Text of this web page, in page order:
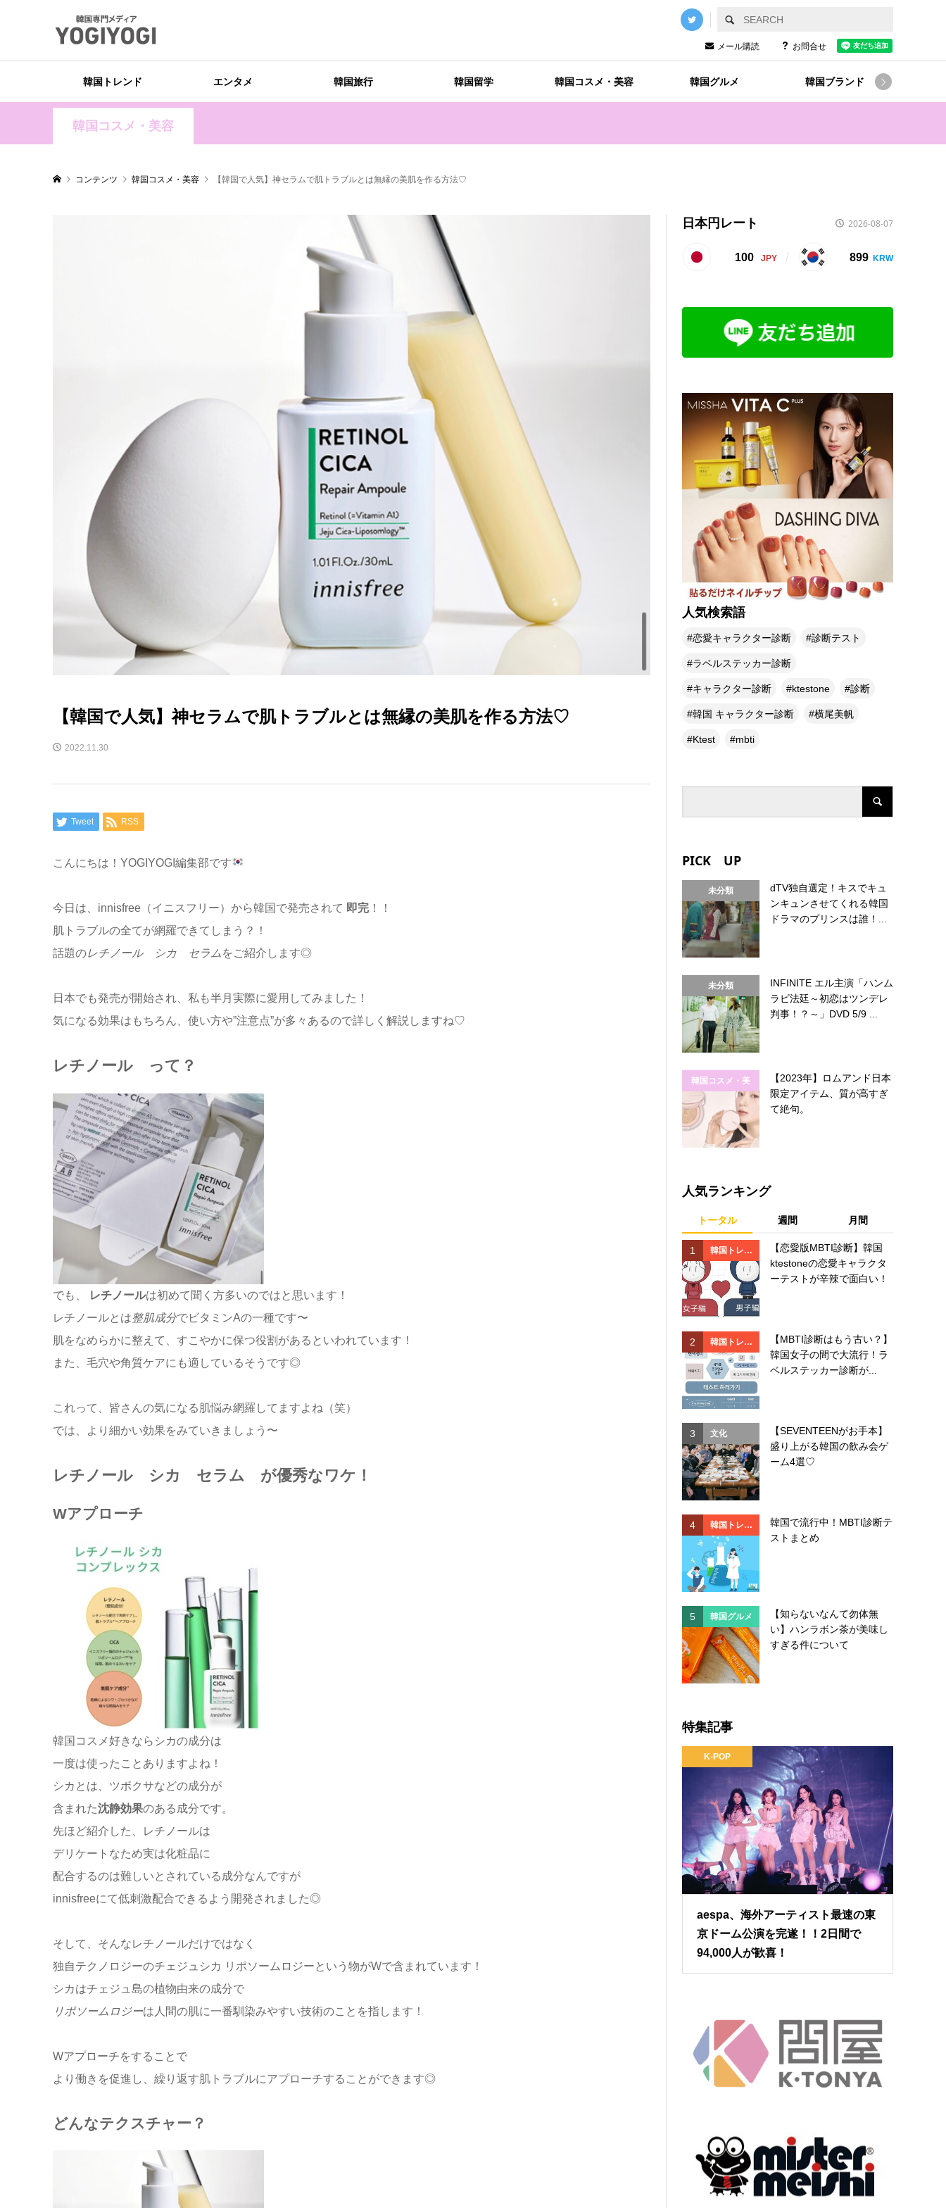
メール購読 お問合せ
韓国トレンド エンタメ 韓国旅行 韓国留学 韓国コスメ・美容 韓国グルメ 韓国ブランド 
韓国コスメ・美容
コンテンツ 韓国コスメ・美容 【韓国で人気】神セラムで肌トラブルとは無縁の美肌を作る方法♡
【韓国で人気】神セラムで肌トラブルとは無縁の美肌を作る方法♡
2022.11.30
Tweet RSS
こんにちは！YOGIYOGI編集部です
今日は、innisfree（イニスフリー）から韓国で発売されて 即完！！
肌トラブルの全てが網羅できてしまう？！
話題のレチノール シカ セラムをご紹介します◎
日本でも発売が開始され、私も半月実際に愛用してみました！
気になる効果はもちろん、使い方や”注意点”が多々あるので詳しく解説しますね♡
レチノール って？
でも、 レチノールは初めて聞く方多いのではと思います！
レチノールとは整肌成分でビタミンAの一種です〜
肌をなめらかに整えて、すこやかに保つ役割があるといわれています！
また、毛穴や角質ケアにも適しているそうです◎
これって、皆さんの気になる肌悩み網羅してますよね（笑）
では、より細かい効果をみていきましょう〜
レチノール シカ セラム が優秀なワケ！
Wアプローチ
韓国コスメ好きならシカの成分は
一度は使ったことありますよね！
シカとは、ツボクサなどの成分が
含まれた沈静効果のある成分です。
先ほど紹介した、レチノールは
デリケートなため実は化粧品に
配合するのは難しいとされている成分なんですが
innisfreeにて低刺激配合できるよう開発されました◎
そして、そんなレチノールだけではなく
独自テクノロジーのチェジュシカ リポソームロジーという物がWで含まれています！
シカはチェジュ島の植物由来の成分で
リポソームロジーは人間の肌に一番馴染みやすい技術のことを指します！
Wアプローチをすることで
より働きを促進し、繰り返す肌トラブルにアプローチすることができます◎
どんなテクスチャー？
日本円レート 2026-08-07
100 899
人気検索語
恋愛キャラクター診断 診断テスト
ラベルステッカー診断
キャラクター診断 ktestone 診断
韓国 キャラクター診断 横尾美帆
Ktest mbti
PICK UP
未分類
dTV独自選定！キスでキュ
ンキュンさせてくれる韓国
ドラマのプリンスは誰！...
未分類
INFINITE エル主演「ハンム
ラビ法廷～初恋はツンデレ
判事！？～」DVD 5/9 ...
韓国コスメ・美
【2023年】ロムアンド日本
限定アイテム、質が高すぎ
て絶句。
人気ランキング
トータル 週間 月間
1 韓国トレン
ド
【恋愛版MBTI診断】韓国
ktestoneの恋愛キャラクタ
ーテストが辛辣で面白い！
2 韓国トレン
ド
【MBTI診断はもう古い？】
韓国女子の間で大流行！ラ
ベルステッカー診断が...
3 文化
【SEVENTEENがお手本】
盛り上がる韓国の飲み会ゲ
ーム4選♡
4 韓国トレン
ド
韓国で流行中！MBTI診断テ
ストまとめ
5 韓国グルメ
【知らないなんて勿体無
い】ハンラボン茶が美味し
すぎる件について
特集記事
K-POP
aespa、海外アーティスト最速の東
京ドーム公演を完遂！！2日間で
94,000人が歓喜！